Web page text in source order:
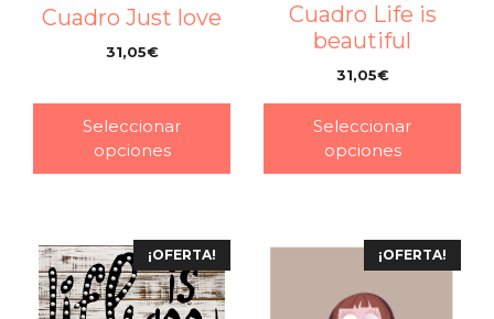
Cuadro Just love
31,05€
Seleccionar
opciones
Cuadro Life is
beautiful
31,05€
Seleccionar
opciones
¡OFERTA! ¡OFERTA!